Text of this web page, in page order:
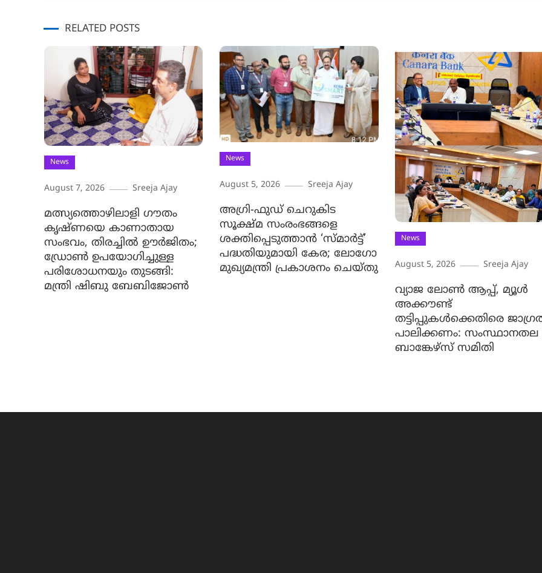
RELATED POSTS
News
August 7, 2026 Sreeja Ajay
മത്സ്യത്തൊഴിലാളി ഗൗതം
കൃഷ്ണയെ കാണാതായ
സംഭവം, തിരച്ചിൽ ഊർജിതം;
ഡ്രോണ്‍ ഉപയോഗിച്ചുള്ള
പരിശോധനയും തുടങ്ങി:
മന്ത്രി ഷിബു ബേബിജോണ്‍
News
August 5, 2026 Sreeja Ajay
അഗ്രി-ഫുഡ് ചെറുകിട
സൂക്ഷ്മ സംരംഭങ്ങളെ
ശക്തിപ്പെടുത്താന്‍ ‘സ്മാര്‍ട്ട്’
പദ്ധതിയുമായി കേര; ലോഗോ
മുഖ്യമന്ത്രി പ്രകാശനം ചെയ്തു
News
August 5, 2026 Sreeja Ajay
വ്യാജ ലോൺ ആപ്പ്, മ്യൂൾ
അക്കൗണ്ട്
തട്ടിപ്പുകൾക്കെതിരെ
പാലിക്കണം: സംസ്ഥാനതല
ബാങ്കേഴ്സ് സമിതി